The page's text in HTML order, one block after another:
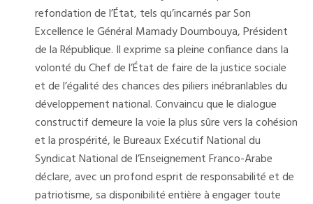
refondation de l’État, tels qu’incarnés par Son
Excellence le Général Mamady Doumbouya, Président
de la République. Il exprime sa pleine confiance dans la
volonté du Chef de l’État de faire de la justice sociale
et de l’égalité des chances des piliers inébranlables du
développement national. Convaincu que le dialogue
constructif demeure la voie la plus sûre vers la cohésion
et la prospérité, le Bureaux Exécutif National du
Syndicat National de l’Enseignement Franco-Arabe
déclare, avec un profond esprit de responsabilité et de
patriotisme, sa disponibilité entière à engager toute